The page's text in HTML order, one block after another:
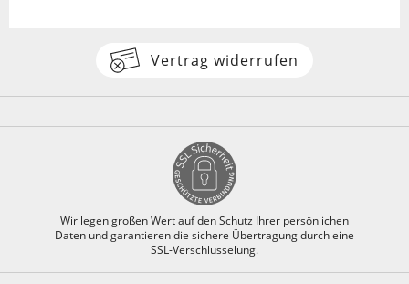
Vertrag widerrufen
Wir legen großen Wert auf den Schutz Ihrer persönlichen
Daten und garantieren die sichere Übertragung durch eine
SSL-Verschlüsselung.